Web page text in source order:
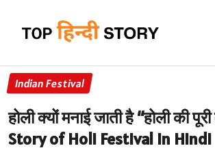
Indian Festival
होली क्यों मनाई जाती है “होली की पूरी
Story of Holi Festival in Hindi